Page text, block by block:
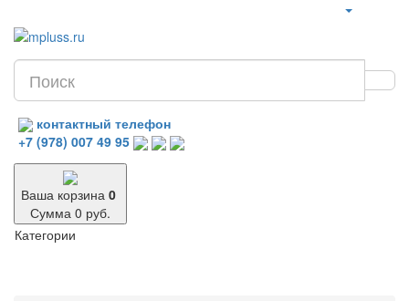
контактный телефон
+7 (978) 007 49 95
Ваша корзина 0
Сумма 0 руб.
Категории